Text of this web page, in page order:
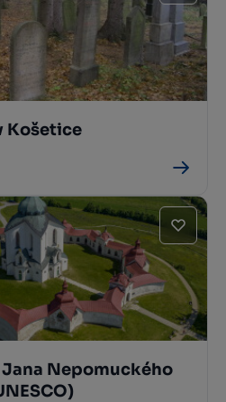
Košetice
Nepomuckého